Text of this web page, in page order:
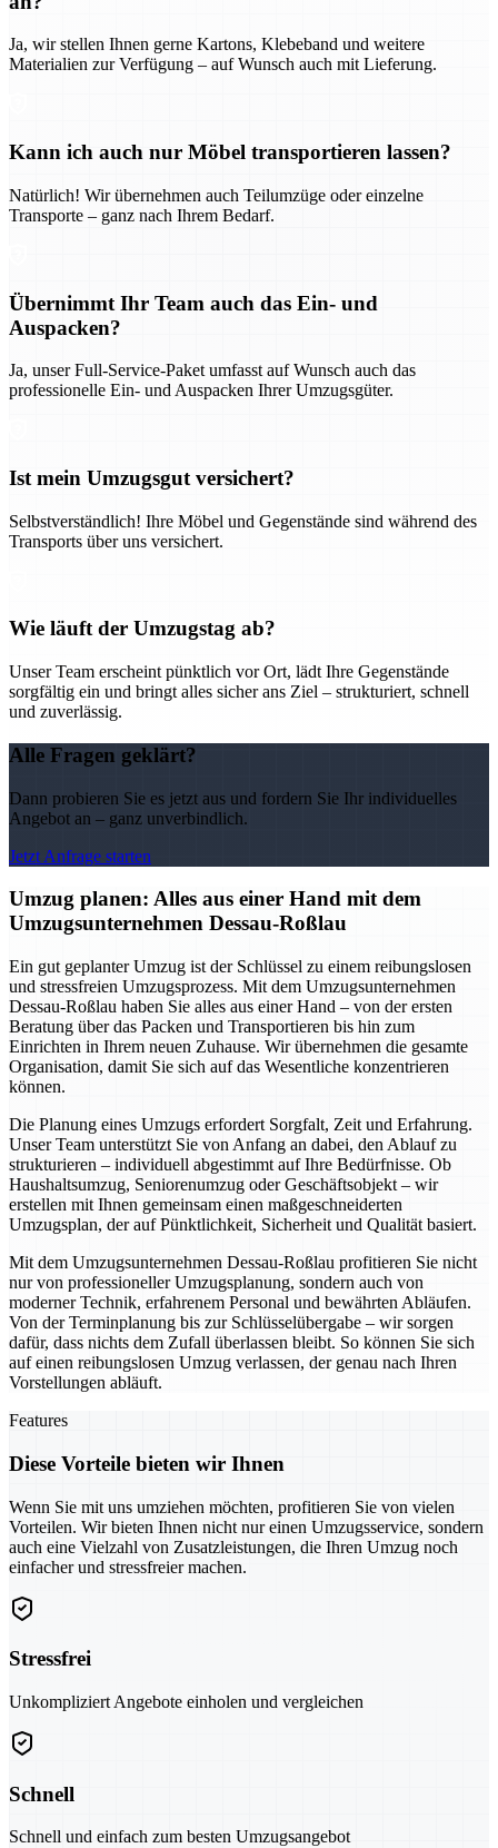
Ja, wir stellen Ihnen gerne Kartons, Klebeband und weitere
Materialien zur Verfügung – auf Wunsch auch mit Lieferung.
Kann ich auch nur Möbel transportieren lassen?
Natürlich! Wir übernehmen auch Teilumzüge oder einzelne
Transporte – ganz nach Ihrem Bedarf.
Übernimmt Ihr Team auch das Ein- und
Auspacken?
Ja, unser Full-Service-Paket umfasst auf Wunsch auch das
professionelle Ein- und Auspacken Ihrer Umzugsgüter.
Ist mein Umzugsgut versichert?
Selbstverständlich! Ihre Möbel und Gegenstände sind während des
Transports über uns versichert.
Wie läuft der Umzugstag ab?
Unser Team erscheint pünktlich vor Ort, lädt Ihre Gegenstände
sorgfältig ein und bringt alles sicher ans Ziel – strukturiert, schnell
und zuverlässig.
Alle Fragen geklärt?
Dann probieren Sie es jetzt aus und fordern Sie Ihr individuelles
Angebot an – ganz unverbindlich.
Jetzt Anfrage starten
Umzug planen: Alles aus einer Hand mit dem
Umzugsunternehmen Dessau-Roßlau
Ein gut geplanter Umzug ist der Schlüssel zu einem reibungslosen
und stressfreien Umzugsprozess. Mit dem Umzugsunternehmen
Dessau-Roßlau haben Sie alles aus einer Hand – von der ersten
Beratung über das Packen und Transportieren bis hin zum
Einrichten in Ihrem neuen Zuhause. Wir übernehmen die gesamte
Organisation, damit Sie sich auf das Wesentliche konzentrieren
können.
Die Planung eines Umzugs erfordert Sorgfalt, Zeit und Erfahrung.
Unser Team unterstützt Sie von Anfang an dabei, den Ablauf zu
strukturieren – individuell abgestimmt auf Ihre Bedürfnisse. Ob
Haushaltsumzug, Seniorenumzug oder Geschäftsobjekt – wir
erstellen mit Ihnen gemeinsam einen maßgeschneiderten
Umzugsplan, der auf Pünktlichkeit, Sicherheit und Qualität basiert.
Mit dem Umzugsunternehmen Dessau-Roßlau profitieren Sie nicht
nur von professioneller Umzugsplanung, sondern auch von
moderner Technik, erfahrenem Personal und bewährten Abläufen.
Von der Terminplanung bis zur Schlüsselübergabe – wir sorgen
dafür, dass nichts dem Zufall überlassen bleibt. So können Sie sich
auf einen reibungslosen Umzug verlassen, der genau nach Ihren
Vorstellungen abläuft.
Features
Diese Vorteile bieten wir Ihnen
Wenn Sie mit uns umziehen möchten, profitieren Sie von vielen
Vorteilen. Wir bieten Ihnen nicht nur einen Umzugsservice, sondern
auch eine Vielzahl von Zusatzleistungen, die Ihren Umzug noch
einfacher und stressfreier machen.
Stressfrei
Unkompliziert Angebote einholen und vergleichen
Schnell
Schnell und einfach zum besten Umzugsangebot